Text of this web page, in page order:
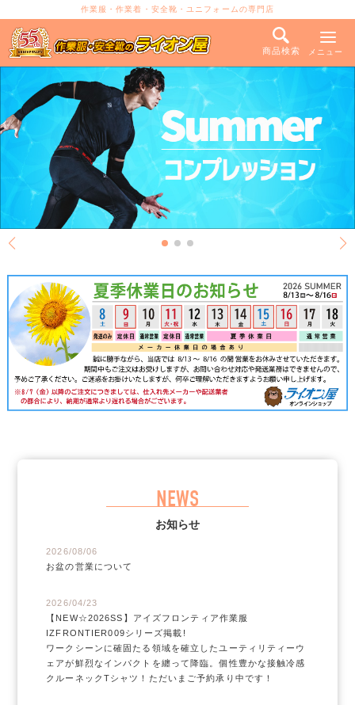
作業服・作業着・安全靴・ユニフォームの専門店
商品検索 メニュー
NEWS
お知らせ
2026/08/06
お盆の営業について
2026/04/23
【NEW☆2026SS】アイズフロンティア作業服
IZFRONTIER009シリーズ掲載!
ワークシーンに確固たる領域を確立したユーティリティーウ
ェアが鮮烈なインパクトを纏って降臨。個性豊かな接触冷感
クルーネックTシャツ！ただいまご予約承り中です！